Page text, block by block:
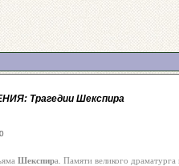
Трагедии Шекспира
Шекспира. Памяти великого